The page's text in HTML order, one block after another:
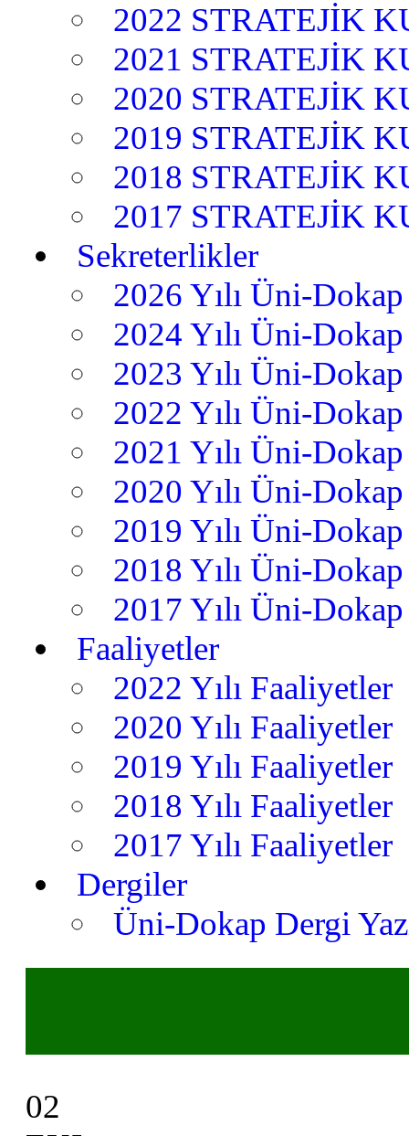
2022 STRATEJİK
2021 STRATEJİK
2020 STRATEJİK
2019 STRATEJİK
2018 STRATEJİK
2017 STRATEJİK
Sekreterlikler
2026 Yılı Üni-
2024 Yılı Üni-
2023 Yılı Üni-
2022 Yılı Üni-
2021 Yılı Üni-
2020 Yılı Üni-
2019 Yılı Üni-
2018 Yılı Üni-
2017 Yılı Üni-
Faaliyetler
2022 Yılı Faaliyetler
2020 Yılı Faaliyetler
2019 Yılı Faaliyetler
2018 Yılı Faaliyetler
2017 Yılı Faaliyetler
Dergiler
Üni-Dokap Dergi
02